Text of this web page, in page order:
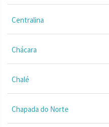
Centralina
Chácara
Chalé
Chapada do Norte